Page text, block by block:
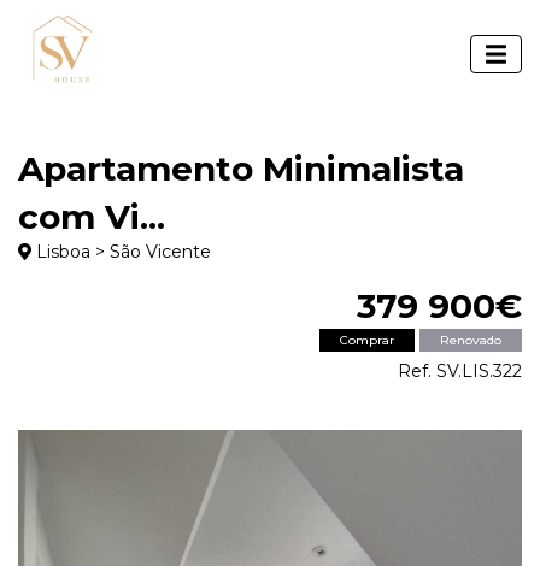
Apartamento Minimalista
com Vi...
Lisboa > São Vicente
379 900€
Comprar Renovado
Ref. SV.LIS.322